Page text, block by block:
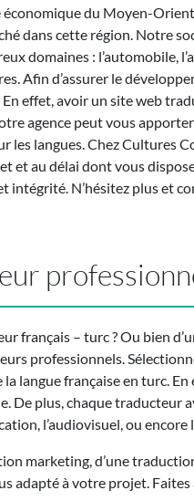
économique du Moyen-
dans cette région. Notre
domaines : l’automobile,
Afin d’assurer le
effet, avoir un site web
agence peut vous
les langues. Chez Cultures
et au délai dont vous
intégrité. N’hésitez plus et
français – turc ? Ou bien
professionnels.
langue française en turc.
De plus, chaque traducteur
l’audiovisuel, ou encore
marketing, d’une
adapté à votre projet.